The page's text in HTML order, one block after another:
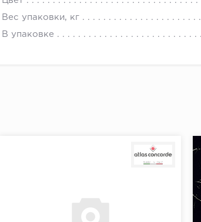
Вес упаковки, кг
В упаковке